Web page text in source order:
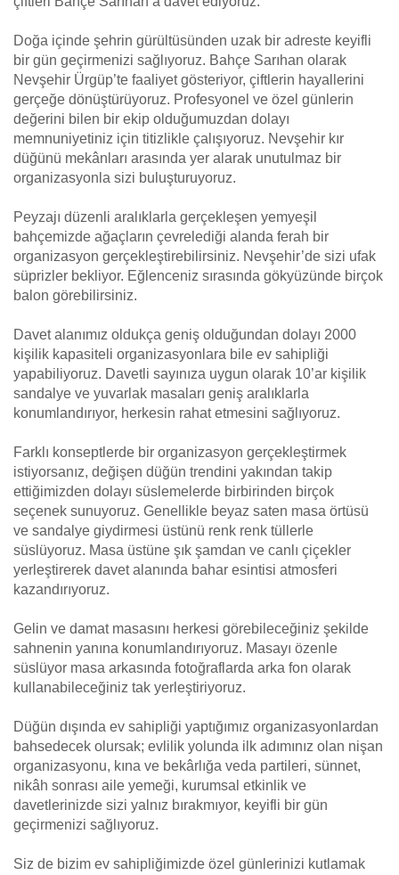
Doğa içinde şehrin gürültüsünden uzak bir adreste keyifli
bir gün geçirmenizi sağlıyoruz. Bahçe Sarıhan olarak
Nevşehir Ürgüp’te faaliyet gösteriyor, çiftlerin hayallerini
gerçeğe dönüştürüyoruz. Profesyonel ve özel günlerin
değerini bilen bir ekip olduğumuzdan dolayı
memnuniyetiniz için titizlikle çalışıyoruz. Nevşehir kır
düğünü mekânları arasında yer alarak unutulmaz bir
organizasyonla sizi buluşturuyoruz.
Peyzajı düzenli aralıklarla gerçekleşen yemyeşil
bahçemizde ağaçların çevrelediği alanda ferah bir
organizasyon gerçekleştirebilirsiniz. Nevşehir’de sizi ufak
süprizler bekliyor. Eğlenceniz sırasında gökyüzünde birçok
balon görebilirsiniz.
Davet alanımız oldukça geniş olduğundan dolayı 2000
kişilik kapasiteli organizasyonlara bile ev sahipliği
yapabiliyoruz. Davetli sayınıza uygun olarak 10’ar kişilik
sandalye ve yuvarlak masaları geniş aralıklarla
konumlandırıyor, herkesin rahat etmesini sağlıyoruz.
Farklı konseptlerde bir organizasyon gerçekleştirmek
istiyorsanız, değişen düğün trendini yakından takip
ettiğimizden dolayı süslemelerde birbirinden birçok
seçenek sunuyoruz. Genellikle beyaz saten masa örtüsü
ve sandalye giydirmesi üstünü renk renk tüllerle
süslüyoruz. Masa üstüne şık şamdan ve canlı çiçekler
yerleştirerek davet alanında bahar esintisi atmosferi
kazandırıyoruz.
Gelin ve damat masasını herkesi görebileceğiniz şekilde
sahnenin yanına konumlandırıyoruz. Masayı özenle
süslüyor masa arkasında fotoğraflarda arka fon olarak
kullanabileceğiniz tak yerleştiriyoruz.
Düğün dışında ev sahipliği yaptığımız organizasyonlardan
bahsedecek olursak; evlilik yolunda ilk adımınız olan nişan
organizasyonu, kına ve bekârlığa veda partileri, sünnet,
nikâh sonrası aile yemeği, kurumsal etkinlik ve
davetlerinizde sizi yalnız bırakmıyor, keyifli bir gün
geçirmenizi sağlıyoruz.
Siz de bizim ev sahipliğimizde özel günlerinizi kutlamak